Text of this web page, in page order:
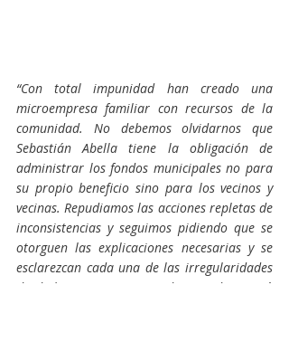
“Con total impunidad han creado una
microempresa familiar con recursos de la
comunidad. No debemos olvidarnos que
Sebastián Abella tiene la obligación de
administrar los fondos municipales no para
su propio beneficio sino para los vecinos y
vecinas. Repudiamos las acciones repletas de
inconsistencias y seguimos pidiendo que se
otorguen las explicaciones necesarias y se
esclarezcan cada una de las irregularidades
desde hace años venimos detectando”
, cerró